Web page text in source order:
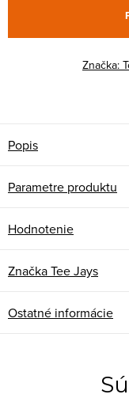
Značka:
Popis
Parametre produktu
Hodnotenie
ZnačkaTee Jays
Ostatné informácie